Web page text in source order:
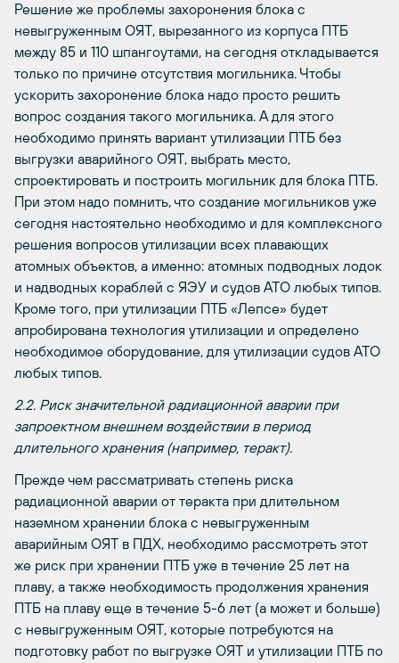
Решение же проблемы захоронения блока с
невыгруженным ОЯТ, вырезанного из корпуса ПТБ
между 85 и 110 шпангоутами, на сегодня откладывается
только по причине отсутствия могильника. Чтобы
ускорить захоронение блока надо просто решить
вопрос создания такого могильника. А для этого
необходимо принять вариант утилизации ПТБ без
выгрузки аварийного ОЯТ, выбрать место,
спроектировать и построить могильник для блока ПТБ.
При этом надо помнить, что создание могильников уже
сегодня настоятельно необходимо и для комплексного
решения вопросов утилизации всех плавающих
атомных объектов, а именно: атомных подводных лодок
и надводных кораблей с ЯЭУ и судов АТО любых типов.
Кроме того, при утилизации ПТБ «Лепсе» будет
апробирована технология утилизации и определено
необходимое оборудование, для утилизации судов АТО
любых типов.
2.2. Риск значительной радиационной аварии при
запроектном внешнем воздействии в период
длительного хранения (например, теракт).
Прежде чем рассматривать степень риска
радиационной аварии от теракта при длительном
наземном хранении блока с невыгруженным
аварийным ОЯТ в ПДХ, необходимо рассмотреть этот
же риск при хранении ПТБ уже в течение 25 лет на
плаву, а также необходимость продолжения хранения
ПТБ на плаву еще в течение 5-6 лет (а может и больше)
с невыгруженным ОЯТ, которые потребуются на
подготовку работ по выгрузке ОЯТ и утилизации ПТБ по